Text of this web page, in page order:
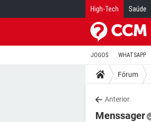
High-Tech Saúde
JOGOS WHATSAPP
Fórum
Anterior
Menssager